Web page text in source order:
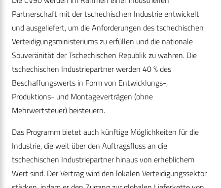
Partnerschaft mit der tschechischen Industrie entwickelt
und ausgeliefert, um die Anforderungen des tschechischen
Verteidigungsministeriums zu erfüllen und die nationale
Souveränität der Tschechischen Republik zu wahren. Die
tschechischen Industriepartner werden 40 % des
Beschaffungswerts in Form von Entwicklungs-,
Produktions- und Montageverträgen (ohne
Mehrwertsteuer) beisteuern.
Das Programm bietet auch künftige Möglichkeiten für die
Industrie, die weit über den Auftragsfluss an die
tschechischen Industriepartner hinaus von erheblichem
Wert sind. Der Vertrag wird den lokalen Verteidigungssektor